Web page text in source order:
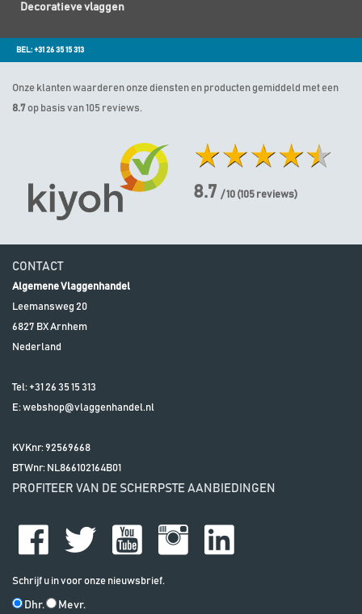
Decoratieve vlaggen
BEL: +31 26 35 15 313
Onze klanten waarderen onze diensten en producten gemiddeld met een
8.7 op basis van 105 reviews.
8.7 / 10 (105 reviews)
CONTACT
Algemene Vlaggenhandel
Leemansweg 20
6827 BXArnhem
Nederland
Tel: +31 26 35 15 313
E:webshop@vlaggenhandel.nl
KVKnr: 92569668
BTWnr: NL866102164B01
PROFITEER VAN DE SCHERPSTE AANBIEDINGEN
Schrijf u in voor onze nieuwsbrief.
Dhr. Mevr.